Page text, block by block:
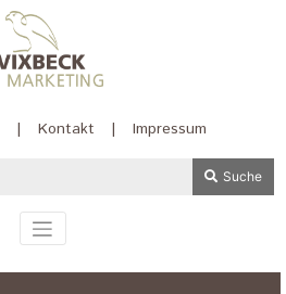
| Kontakt | Impressum
Suche